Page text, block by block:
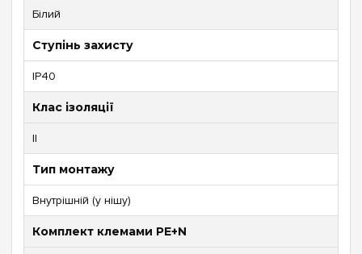
Білий
Ступінь захисту
IP40
Клас ізоляції
II
Тип монтажу
Внутрішній (у нішу)
Комплект клемами PE+N